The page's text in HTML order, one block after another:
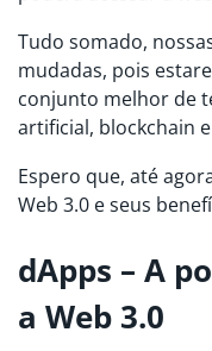
Tudo somado,
mudadas, pois
conjunto melhor de
artificial, blockchain
Espero que, até
Web 3.0 e seus
dApps – A
a Web 3.0